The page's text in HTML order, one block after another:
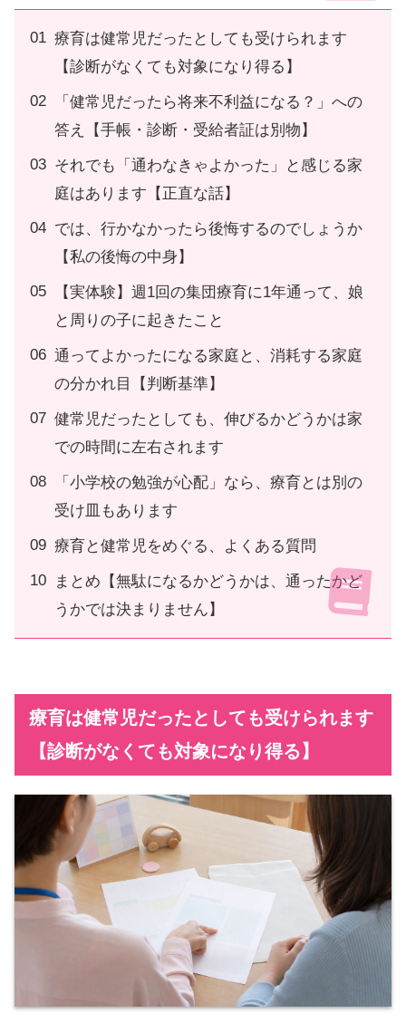
療育は健常児だったとしても受けられます
【診断がなくても対象になり得る】
「健常児だったら将来不利益になる？」への
答え【手帳・診断・受給者証は別物】
それでも「通わなきゃよかった」と感じる家
庭はあります【正直な話】
では、行かなかったら後悔するのでしょうか
【私の後悔の中身】
【実体験】週1回の集団療育に1年通って、娘
と周りの子に起きたこと
通ってよかったになる家庭と、消耗する家庭
の分かれ目【判断基準】
健常児だったとしても、伸びるかどうかは家
での時間に左右されます
「小学校の勉強が心配」なら、療育とは別の
受け皿もあります
療育と健常児をめぐる、よくある質問
まとめ【無駄になるかどうかは、通ったかど
うかでは決まりません】
療育は健常児だったとしても受けられます
【診断がなくても対象になり得る】